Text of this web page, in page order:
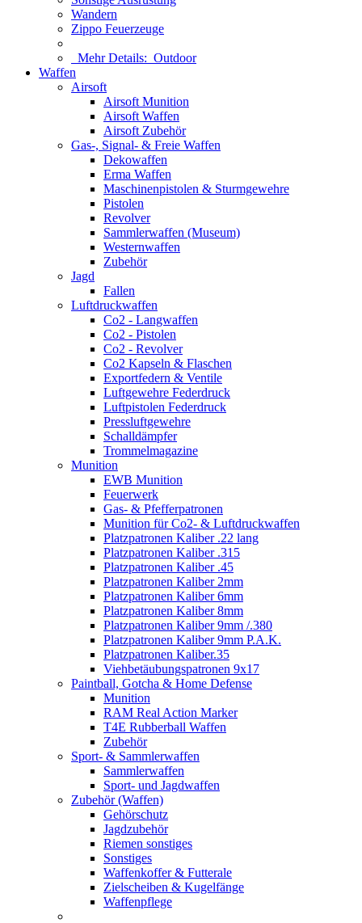
Wandern
Zippo Feuerzeuge
Mehr Details: Outdoor
Waffen
Airsoft
Airsoft Munition
Airsoft Waffen
Airsoft Zubehör
Gas-, Signal- & Freie Waffen
Dekowaffen
Erma Waffen
Maschinenpistolen & Sturmgewehre
Pistolen
Revolver
Sammlerwaffen (Museum)
Westernwaffen
Zubehör
Jagd
Fallen
Luftdruckwaffen
Co2 - Langwaffen
Co2 - Pistolen
Co2 - Revolver
Co2 Kapseln & Flaschen
Exportfedern & Ventile
Luftgewehre Federdruck
Luftpistolen Federdruck
Pressluftgewehre
Schalldämpfer
Trommelmagazine
Munition
EWB Munition
Feuerwerk
Gas- & Pfefferpatronen
Munition für Co2- & Luftdruckwaffen
Platzpatronen Kaliber .22 lang
Platzpatronen Kaliber .315
Platzpatronen Kaliber .45
Platzpatronen Kaliber 2mm
Platzpatronen Kaliber 6mm
Platzpatronen Kaliber 8mm
Platzpatronen Kaliber 9mm /.380
Platzpatronen Kaliber 9mm P.A.K.
Platzpatronen Kaliber.35
Viehbetäubungspatronen 9x17
Paintball, Gotcha & Home Defense
Munition
RAM Real Action Marker
T4E Rubberball Waffen
Zubehör
Sport- & Sammlerwaffen
Sammlerwaffen
Sport- und Jagdwaffen
Zubehör (Waffen)
Gehörschutz
Jagdzubehör
Riemen sonstiges
Sonstiges
Waffenkoffer & Futterale
Zielscheiben & Kugelfänge
Waffenpflege